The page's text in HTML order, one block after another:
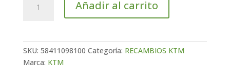
WASHER
Añadir al carrito
SKU: 58411098100 Categoría: RECAMBIOS KTM
Marca: KTM